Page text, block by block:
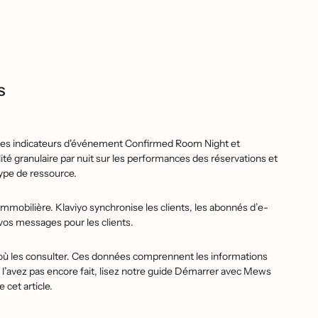
indicateurs d'événement Confirmed Room Night et
granulaire par nuit sur les performances des réservations et
de ressource.
Klaviyo synchronise les clients, les abonnés d’e-
messages pour les clients.
les consulter. Ces données comprennent les informations
pas encore fait, lisez notre guide Démarrer avec Mews
cet article.